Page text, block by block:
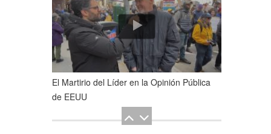
El Martirio del Líder en la Opinión Pública
de EEUU